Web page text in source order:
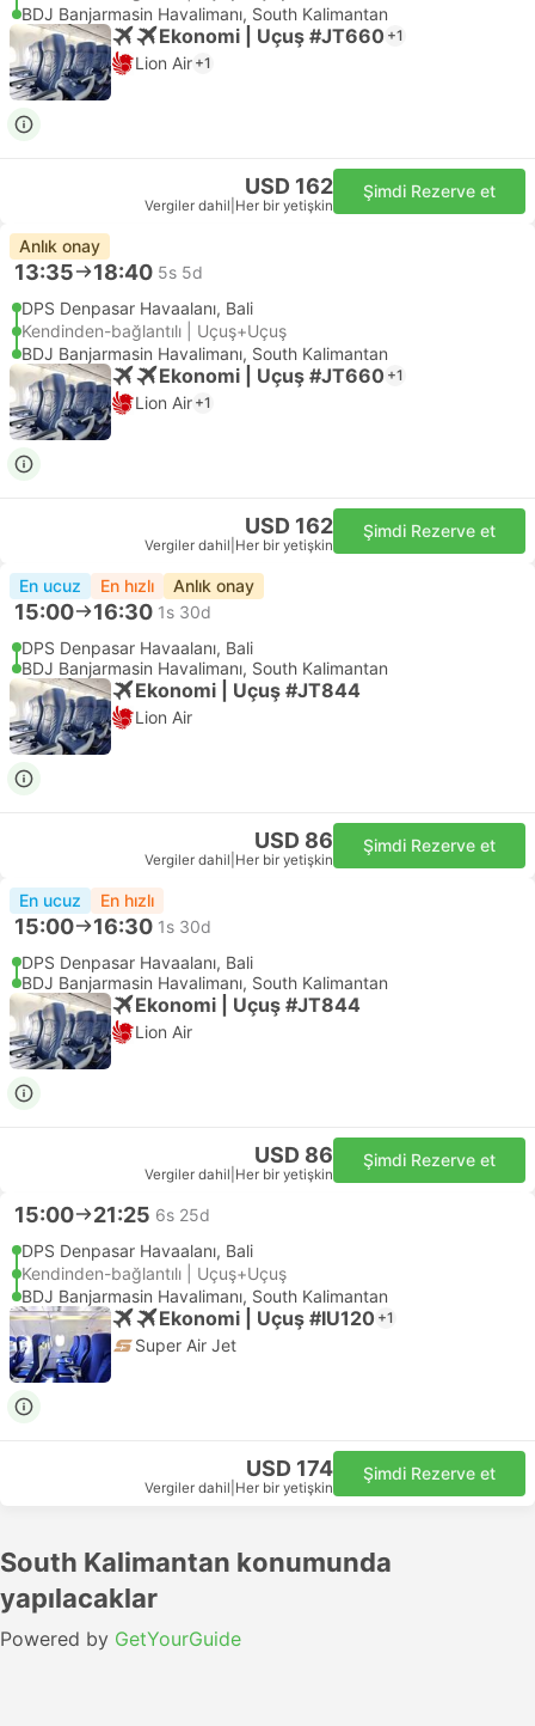
BDJ Banjarmasin Havalimanı, South Kalimantan
Ekonomi | Uçuş #JT660 +1
Lion Air +1
USD 162
Vergiler dahil Her bir yetişkin
Şimdi Rezerve et
Anlık onay
13:35 18:40 5s 5d
DPS Denpasar Havaalanı, Bali
Kendinden-bağlantılı | Uçuş+Uçuş
BDJ Banjarmasin Havalimanı, South Kalimantan
Ekonomi | Uçuş #JT660 +1
Lion Air +1
USD 162
Vergiler dahil Her bir yetişkin
Şimdi Rezerve et
En ucuz En hızlı Anlık onay
15:00 16:30 1s 30d
DPS Denpasar Havaalanı, Bali
BDJ Banjarmasin Havalimanı, South Kalimantan
Ekonomi | Uçuş #JT844
Lion Air
USD 86
Vergiler dahil Her bir yetişkin
Şimdi Rezerve et
En ucuz En hızlı
15:00 16:30 1s 30d
DPS Denpasar Havaalanı, Bali
BDJ Banjarmasin Havalimanı, South Kalimantan
Ekonomi | Uçuş #JT844
Lion Air
USD 86
Vergiler dahil Her bir yetişkin
Şimdi Rezerve et
15:00 21:25 6s 25d
DPS Denpasar Havaalanı, Bali
Kendinden-bağlantılı | Uçuş+Uçuş
BDJ Banjarmasin Havalimanı, South Kalimantan
Ekonomi | Uçuş #IU120 +1
Super Air Jet
USD 174
Vergiler dahil Her bir yetişkin
Şimdi Rezerve et
South Kalimantan konumunda
yapılacaklar
Powered by GetYourGuide